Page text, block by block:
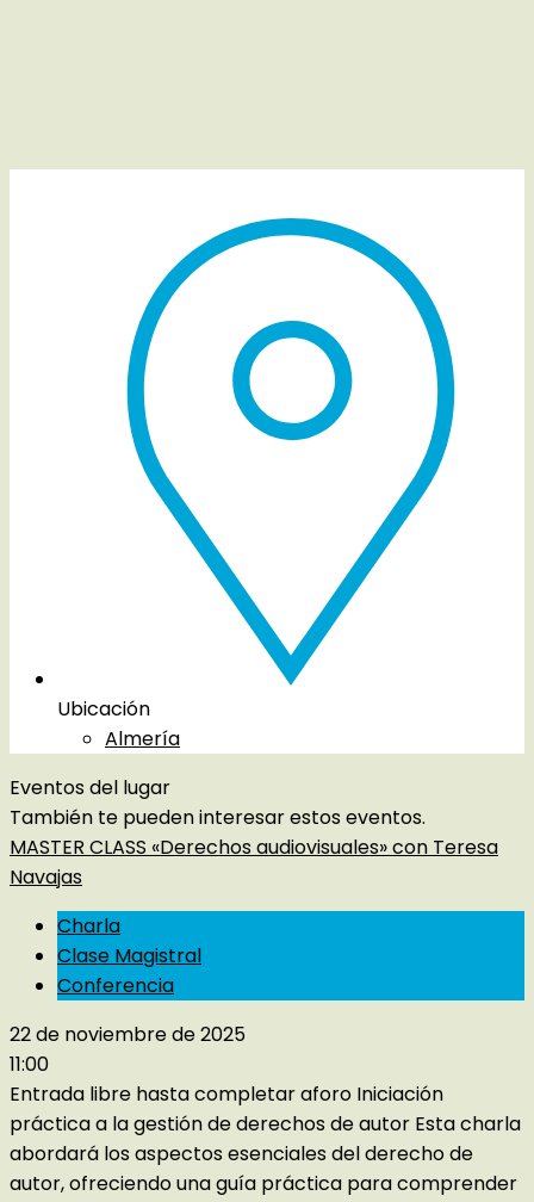
Ubicación
Almería
Eventos del lugar
También te pueden interesar estos eventos.
MASTER CLASS «Derechos audiovisuales» con Teresa
Navajas
Charla
Clase Magistral
Conferencia
22 de noviembre de 2025
11:00
Entrada libre hasta completar aforo Iniciación
práctica a la gestión de derechos de autor Esta charla
abordará los aspectos esenciales del derecho de
autor, ofreciendo una guía práctica para comprender